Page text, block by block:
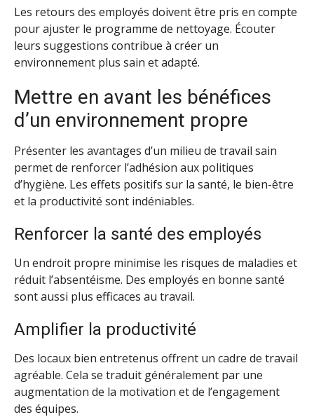
Les retours des employés doivent être pris en compte
pour ajuster le programme de nettoyage. Écouter
leurs suggestions contribue à créer un
environnement plus sain et adapté.
Mettre en avant les bénéfices
d’un environnement propre
Présenter les avantages d’un milieu de travail sain
permet de renforcer l’adhésion aux politiques
d’hygiène. Les effets positifs sur la santé, le bien-être
et la productivité sont indéniables.
Renforcer la santé des employés
Un endroit propre minimise les risques de maladies et
réduit l’absentéisme. Des employés en bonne santé
sont aussi plus efficaces au travail.
Amplifier la productivité
Des locaux bien entretenus offrent un cadre de travail
agréable. Cela se traduit généralement par une
augmentation de la motivation et de l’engagement
des équipes.